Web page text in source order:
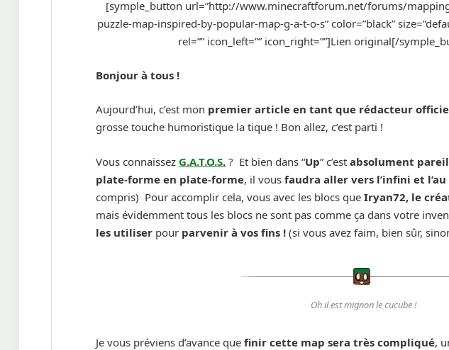
[symple_button url=”http://www.minecraftforum.net/forums/
puzzle-map-inspired-by-popular-map-g-a-t-o-s” color=”black”
rel=”” icon_left=”” icon_right=””]Lien original[/
Bonjour à tous !
Aujourd’hui, c’est mon premier article en tant que rédacteur
grosse touche humoristique la tique ! Bon allez, c’est parti !
Vous connaissez G.A.T.O.S. ? Et bien dans “Up” c’estabsolument pareil
plate-forme en plate-forme, il vousfaudra aller vers l’infini et l’au
compris) Pour accomplir cela, vous avec les blocs queIryan72, le
mais évidemment tous les blocs ne sont pas comme ça dans votre
les utiliser pour parvenir à vos fins ! (si vous avez faim, bien sûr,
Oh il est mignon le cucube !
Je vous préviens d’avance quefinir cette map sera très compliqué,